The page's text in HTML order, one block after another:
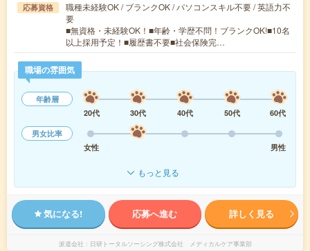
応募資格
職種未経験OK / ブランクOK / パソコンスキル不要 / 英語力不
要
■無資格・未経験OK！■年齢・学歴不問！ブランクOK!■10名
以上採用予定！■履歴書不要■社会保険完…
職場の雰囲気
年齢層
20代
30代 40代 50代
60代
男女比率
女性
男性
もっと見る
気になる! 応募へ進む 詳しく見る
派遣会社 日研トータルソーシング株式会社 メディカルケア事業部